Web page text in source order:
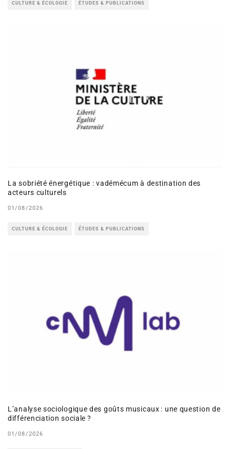
CULTURE & ÉCOLOGIE ÉTUDES & PUBLICATIONS
La sobriété énergétique : vadémécum à destination des
acteurs culturels
01/08/2026
CULTURE & ÉCOLOGIE ÉTUDES & PUBLICATIONS
L’analyse sociologique des goûts musicaux : une question de
différenciation sociale ?
01/08/2026